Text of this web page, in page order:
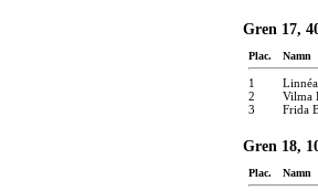
Gren 17,
Plac. Namn
1
2
Vilma
3
Frida
Gren 18,
Plac. Namn